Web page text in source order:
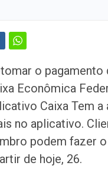
o pagamento
Econômica
Caixa Tem a
no aplicativo.
podem fazer o
de hoje, 26.